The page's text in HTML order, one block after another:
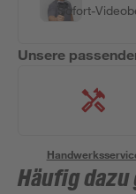
Sofort-
Unsere
Häufig